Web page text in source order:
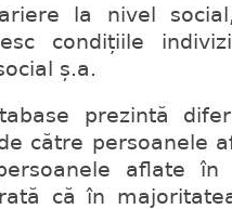
la nivel
condițiile
ș.a.
prezintă
către persoanele
aflate
că în